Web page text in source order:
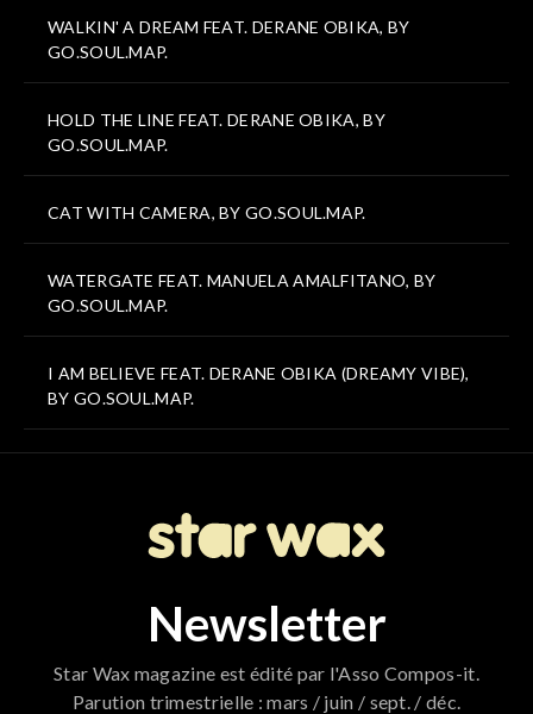
WALKIN' A DREAM FEAT. DERANE OBIKA, BY
GO.SOUL.MAP.
HOLD THE LINE FEAT. DERANE OBIKA, BY
GO.SOUL.MAP.
CAT WITH CAMERA, BY GO.SOUL.MAP.
WATERGATE FEAT. MANUELA AMALFITANO, BY
GO.SOUL.MAP.
I AM BELIEVE FEAT. DERANE OBIKA (DREAMY VIBE),
BY GO.SOUL.MAP.
Newsletter
Star Wax magazine est édité par l'Asso Compos-it.
Parution trimestrielle : mars / juin / sept. / déc.